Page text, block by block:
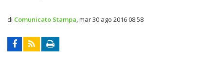
di Comunicato Stampa mar 30 ago 2016 08:58